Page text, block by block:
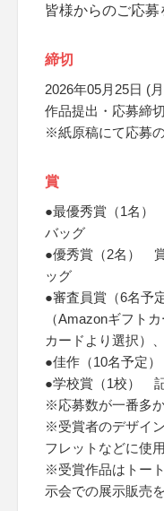
皆様からのご応募
締切
2026年05月25日 (
作品提出・応募締
※紙原稿にて応募
賞
●最優秀賞（1名）
バッグ
●優秀賞（2名）
ッグ
●審査員賞（6名予
（Amazonギフト
カードより選択）
●佳作（10名予定
●学校賞（1校）
※応募数が一番多
※受賞者のデザイ
フレットなどに使用
※受賞作品はトー
示会での展示販売